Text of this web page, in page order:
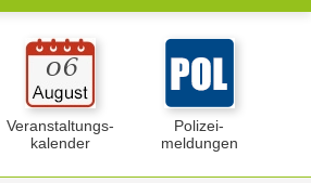
Veranstaltungs-
kalender
Polizei-
meldungen